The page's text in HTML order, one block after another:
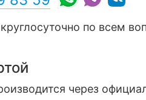
по всем
через